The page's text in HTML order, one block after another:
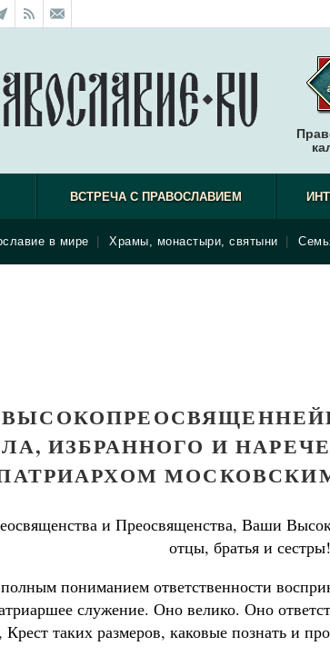
ВСТРЕЧА С ПРАВОСЛАВИЕМ
в мире Храмы, монастыри, святыни
ИЗБРАННОГО И
и Преосвященства, Ваши
отцы, братья и сестры!
пониманием ответственности
служение. Оно велико. Оно
Крест таких размеров, каковые познать и